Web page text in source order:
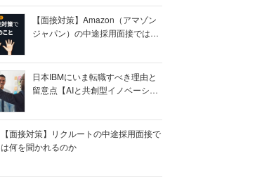
【面接対策】Amazon（アマゾン
ジャパン）の中途採用面接では何
日本IBMにいま転職すべき理由と
留意点【AIと共創型イノベーショ
【面接対策】リクルートの中途採用面接で
は何を聞かれるのか